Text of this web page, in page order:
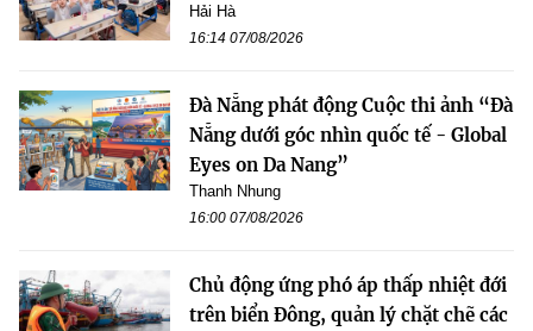
Hải Hà
16:14 07/08/2026
Đà Nẵng phát động Cuộc thi ảnh “Đà
Nẵng dưới góc nhìn quốc tế - Global
Eyes on Da Nang”
Thanh Nhung
16:00 07/08/2026
Chủ động ứng phó áp thấp nhiệt đới
trên biển Đông, quản lý chặt chẽ các